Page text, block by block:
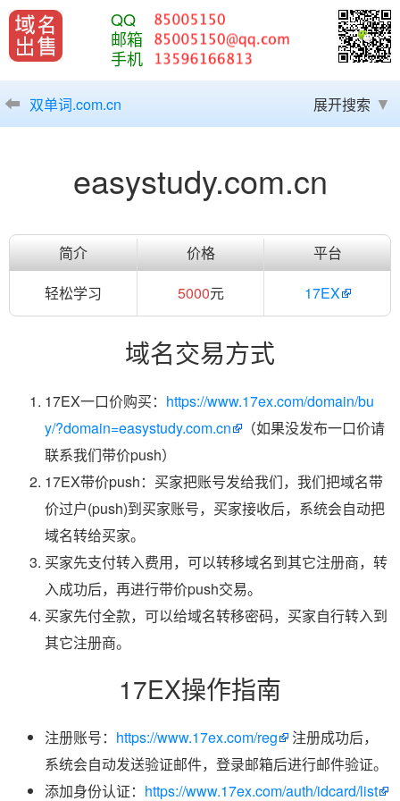
QQ
邮箱
手机
双单词.com.cn 展开搜索
easystudy.com.cn
简介 价格
平台
轻松学习
5000元 17EX
域名交易方式
17EX一口价购买： https://www.17ex.com/domain/bu
y/?domain=easystudy.com.cn
（如果没发布一口价请
联系我们带价push）
17EX带价push：买家把账号发给我们，我们把域名带
价过户(push)到买家账号，买家接收后，系统会自动把
域名转给买家。
买家先支付转入费用，可以转移域名到其它注册商，转
入成功后，再进行带价push交易。
买家先付全款，可以给域名转移密码，买家自行转入到
其它注册商。
17EX操作指南
注册账号： https://www.17ex.com/reg
注册成功后，
系统会自动发送验证邮件，登录邮箱后进行邮件验证。
添加身份认证： https://www.17ex.com/auth/idcard/list